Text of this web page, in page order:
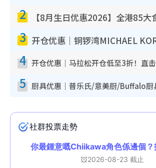
2
3
4
5